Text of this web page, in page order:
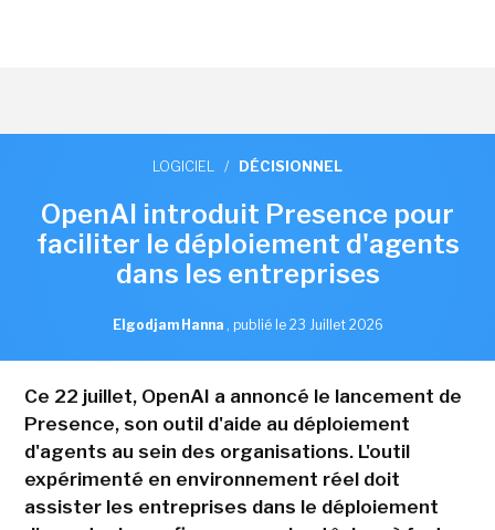
LOGICIEL / DÉCISIONNEL
OpenAI introduit Presence pour
faciliter le déploiement d'agents
dans les entreprises
Elgodjam Hanna , publié le 23 Juillet 2026
Ce 22 juillet, OpenAI a annoncé le lancement de
Presence, son outil d'aide au déploiement
d'agents au sein des organisations. L'outil
expérimenté en environnement réel doit
assister les entreprises dans le déploiement